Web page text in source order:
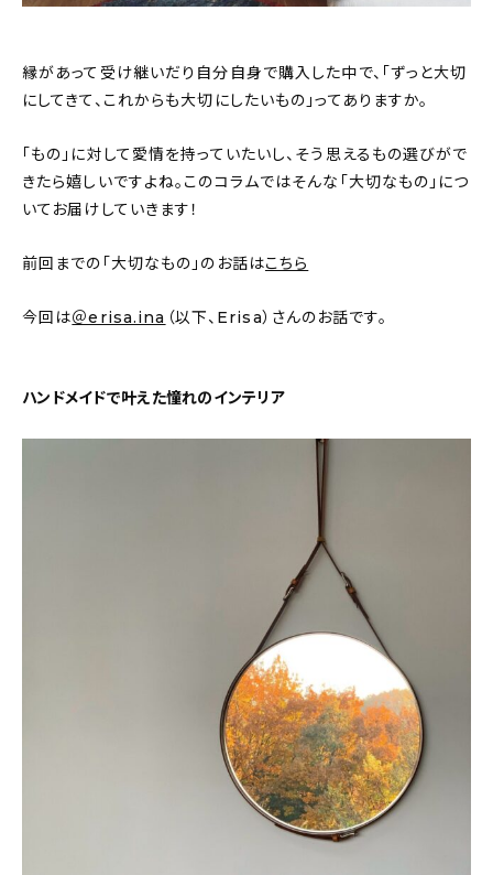
daily mukuri/ アイテム
カテゴリー一覧
インテリア
縁があって受け継いだり自分自身で購入した中で、「ずっと大切
にしてきて、これからも大切にしたいもの」ってありますか。
「もの」に対して愛情を持っていたいし、そう思えるもの選びがで
きたら嬉しいですよね。このコラムではそんな「大切なもの」につ
いてお届けしていきます！
前回までの「大切なもの」のお話はこちら
今回は＠erisa.ina （以下、Erisa）さんのお話です。
ハンドメイドで叶えた憧れのインテリア